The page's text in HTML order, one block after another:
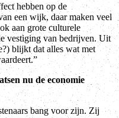
hebben op de
een wijk, daar maken veel
aan grote culturele
vestiging van bedrijven. Uit
blijkt dat alles wat met
nu de economie
bang voor zijn. Zij